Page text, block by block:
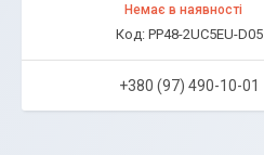
Немає в наявності
PP48-2UC5EU-D05
+380 (97) 490-10-01